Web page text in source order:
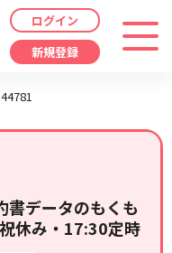
ら選択
人
索条件
ログイン
新規登録
書データのもくも
休み・17:30定時